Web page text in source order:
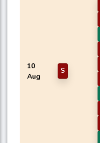
10
Aug
S